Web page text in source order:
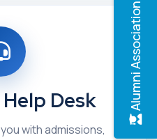
Alumni Association
Desk
with admissions,